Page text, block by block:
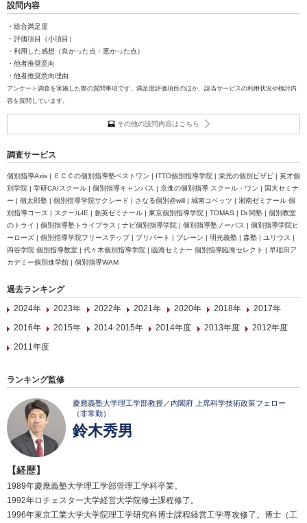
設問内容
・総合満足度
・評価項目（小項目）
・利用した感想（良かった点・悪かった点）
・他者推奨意向
・他者推奨意向理由
アンケート調査を実施した際の質問事項です。満足度評価項目のほか、該当サービスの利用状況や検討内
容を質問しています。
その他の設問内容はこちら
調査サービス
個別指導Axis | ＥＣＣの個別指導塾ベストワン | ITTO個別指導学院 | 栄光の個別ビザビ | 英才個
別学院 | 学研CAIスクール | 個別指導キャンパス | 京進の個別指導 スクール・ワン | 国大セミナ
ー | 個太郎塾 | 個別指導学院サクシード | さなる個別@will | 城南コベッツ | 湘南ゼミナール 個
別指導コース | スクールIE | 創英ゼミナール | 東京個別指導学院 | TOMAS | Dr.関塾 | 個別教室
のトライ | 個別指導塾トライプラス | ナビ個別指導学院 | 個別指導塾ノーバス | 個別指導学院ヒ
ーローズ | 個別指導学院フリーステップ | プリバート | ブレーン | 明光義塾 | 森塾 | ユリウス |
四谷学院 個別指導教室 | 代々木個別指導学院 | 臨海セミナー 個別指導臨海セレクト | 早稲田ア
カデミー個別進学館 | 個別指導WAM
過去ランキング
2024年
2023年 2022年 2021年 2020年 2018年
2017年
2016年
2015年 2014-2015年 2014年度 2013年度
2012年度
2011年度
ランキング監修
慶應義塾大学理工学部教授／内閣府 上席科学技術政策フェロー
（非常勤）
鈴木秀男
【経歴】
1989年慶應義塾大学理工学部管理工学科卒業。
1992年ロチェスター大学経営大学院修士課程修了。
1996年東京工業大学大学院理工学研究科博士課程経営工学専攻修了。博士（工